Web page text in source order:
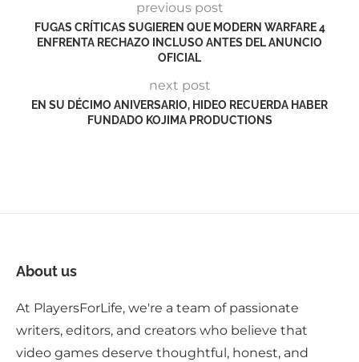
previous post
FUGAS CRÍTICAS SUGIEREN QUE MODERN WARFARE 4
ENFRENTA RECHAZO INCLUSO ANTES DEL ANUNCIO
OFICIAL
next post
EN SU DÉCIMO ANIVERSARIO, HIDEO RECUERDA HABER
FUNDADO KOJIMA PRODUCTIONS
About us
At PlayersForLife, we're a team of passionate
writers, editors, and creators who believe that
video games deserve thoughtful, honest, and